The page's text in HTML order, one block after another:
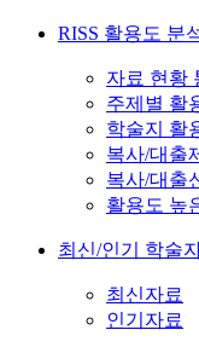
RISS 활용도 분
자료 현황
주제별 활
학술지 활
복사/대출
복사/대출
활용도 높
최신/인기 학술
최신자료
인기자료